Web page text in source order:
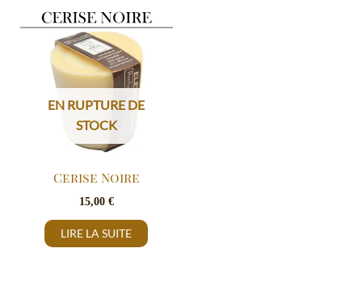
EN RUPTURE DE
STOCK
Cerise Noire
15,00 €
LIRE LA SUITE